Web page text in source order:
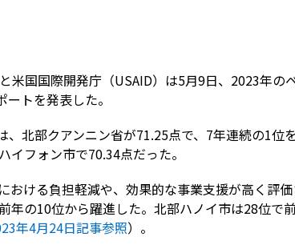
米国国際開発庁（USAID）は5月9日、2023年
トを発表した。
、北部クアンニン省が71.25点で、7年連続の1
イフォン市で70.34点だった。
おける負担軽減や、効果的な事業支援が高く評
年の10位から躍進した。北部ハノイ市は28位で
年4月24日記事参照）。